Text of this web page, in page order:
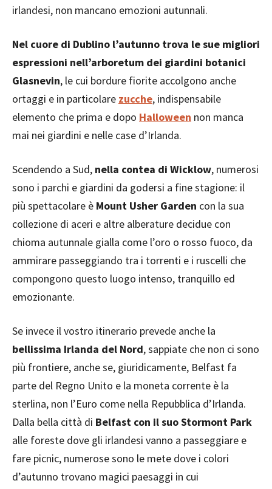
irlandesi, non mancano emozioni autunnali.
Nel cuore di Dublino l’autunno trova le sue migliori
espressioni nell’arboretum dei giardini botanici
Glasnevin, le cui bordure fiorite accolgono anche
ortaggi e in particolare zucche, indispensabile
elemento che prima e dopo Halloween non manca
mai nei giardini e nelle case d’Irlanda.
Scendendo a Sud, nella contea di Wicklow, numerosi
sono i parchi e giardini da godersi a fine stagione: il
più spettacolare è Mount Usher Garden con la sua
collezione di aceri e altre alberature decidue con
chioma autunnale gialla come l’oro o rosso fuoco, da
ammirare passeggiando tra i torrenti e i ruscelli che
compongono questo luogo intenso, tranquillo ed
emozionante.
Se invece il vostro itinerario prevede anche la
bellissima Irlanda del Nord, sappiate che non ci sono
più frontiere, anche se, giuridicamente, Belfast fa
parte del Regno Unito e la moneta corrente è la
sterlina, non l’Euro come nella Repubblica d’Irlanda.
Dalla bella città di Belfast con il suo Stormont Park
alle foreste dove gli irlandesi vanno a passeggiare e
fare picnic, numerose sono le mete dove i colori
d’autunno trovano magici paesaggi in cui